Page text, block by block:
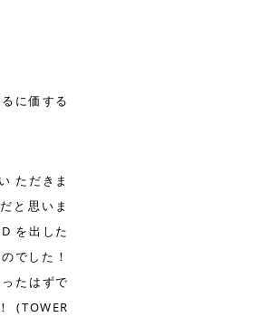
に価する
ただきま
と思いま
を出した
でした！
たはずで
(TOWER